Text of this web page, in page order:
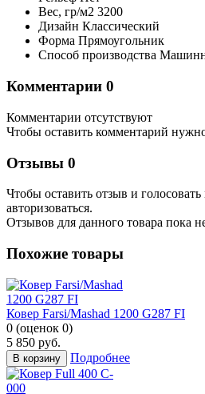
Вес, гр/м2 3200
Дизайн Классический
Форма Прямоугольник
Способ производства
Комментарии 0
Комментарии отсутствуют
Чтобы оставить комментарий
Отзывы 0
Чтобы оcтавить отзыв и
авторизоваться.
Отзывов для данного товара пока
Похожие товары
Ковер Farsi/Mashad 1200 G287 FI
0 (оценок 0)
5 850 руб.
В корзину Подробнее